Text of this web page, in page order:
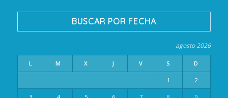
BUSCAR POR FECHA
agosto 2026
L M X J V S D
1 2